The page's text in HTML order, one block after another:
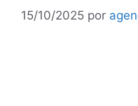
15/10/2025 por